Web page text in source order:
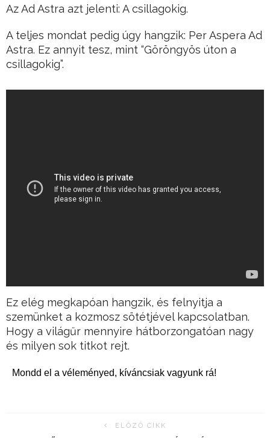
Az Ad Astra azt jelenti: A csillagokig.
A teljes mondat pedig úgy hangzik: Per Aspera Ad
Astra. Ez annyit tesz, mint “Göröngyös úton a
csillagokig”.
Ez elég megkapóan hangzik, és felnyitja a
szemünket a kozmosz sötétjével kapcsolatban.
Hogy a világűr mennyire hátborzongatóan nagy
és milyen sok titkot rejt.
Mondd el a véleményed, kíváncsiak vagyunk rá!
ELŐZŐ CIKK